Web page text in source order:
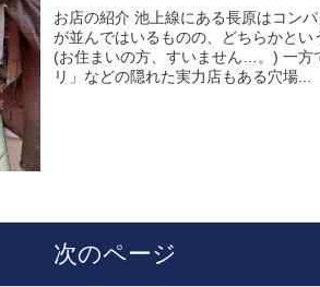
お店の紹介 池上線にある長原はコン
が並んではいるものの、どちらかとい
(お住まいの方、すいません…。) 一方
リ」などの隠れた実力店もある穴場...
次のページ